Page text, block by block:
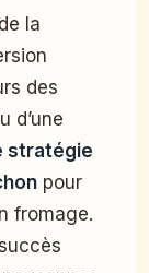
la
des
d’une
stratégie
pour
fromage.